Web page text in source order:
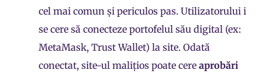
cel mai comun și periculos pas. Utilizatorului i
se cere să conecteze portofelul său digital (ex:
MetaMask, Trust Wallet) la site. Odată
conectat, site-ul malițios poate cere aprobări